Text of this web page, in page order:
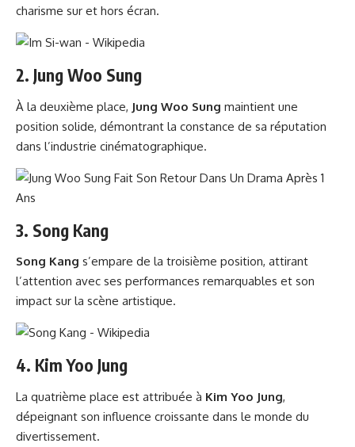
charisme sur et hors écran.
2. Jung Woo Sung
À la deuxième place, Jung Woo Sung maintient une
position solide, démontrant la constance de sa réputation
dans l’industrie cinématographique.
3. Song Kang
Song Kang s’empare de la troisième position, attirant
l’attention avec ses performances remarquables et son
impact sur la scène artistique.
4. Kim Yoo Jung
La quatrième place est attribuée à Kim Yoo Jung,
dépeignant son influence croissante dans le monde du
divertissement.